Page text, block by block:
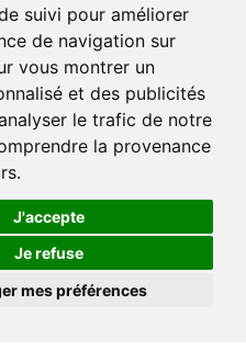
suivi pour améliorer
de navigation sur
vous montrer un
et des publicités
le trafic de notre
la provenance
J'accepte
Je refuse
mes préférences
MODES DE LIVRAISON
Découvrez la pharmacie en